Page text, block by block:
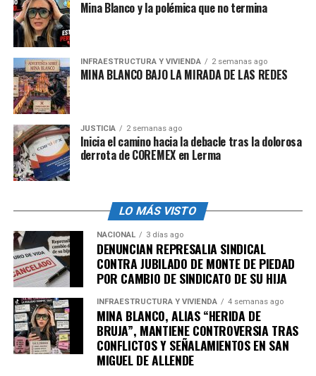
Diputadosquedaría intacto.
Del dinero recortado, 13 mil 300 millones se destinarán
al rubro de educación pública, 3 mil millones a cultura,
10 mil 720 millones 400 mil pesos a infraestructura, 6
mil 292 millones 800 mil pesos a Defensa Nacional.
La Comisión de Presupuesto presidida por la diputada
Merilyn Pozos citó a sesión este miércoles a las 19 horas
para discutir el dictamen del PEF y la discusión en el
Pleno de San Lázaro tendrá lugar el miércoles en lo
general y el jueves en lo particular, de acuerdo con lo
aprobado por la Junta de Coordinación Política
admin
Mina Blanco y la polémica que no termina
INFRAESTRUCTURA Y VIVIENDA 2 semanas ago
MINA BLANCO BAJO LA MIRADA DE LAS REDES
JUSTICIA 2 semanas ago
Inicia el camino hacia la debacle tras la dolorosa
derrota de COREMEX en Lerma
LO MÁS VISTO
NACIONAL 3 días ago
DENUNCIAN REPRESALIA SINDICAL
CONTRA JUBILADO DE MONTE DE PIEDAD
POR CAMBIO DE SINDICATO DE SU HIJA
INFRAESTRUCTURA Y VIVIENDA 4 semanas ago
MINA BLANCO, ALIAS “HERIDA DE
BRUJA”, MANTIENE CONTROVERSIA TRAS
CONFLICTOS Y SEÑALAMIENTOS EN SAN
MIGUEL DE ALLENDE